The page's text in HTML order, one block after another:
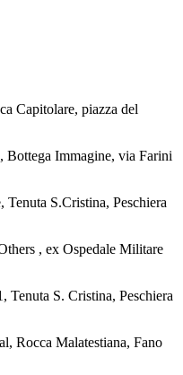
Capitolare, piazza del
Bottega Immagine, via Farini
S.Cristina, Peschiera
, ex Ospedale Militare
Tenuta S. Cristina, Peschiera
Rocca Malatestiana, Fano